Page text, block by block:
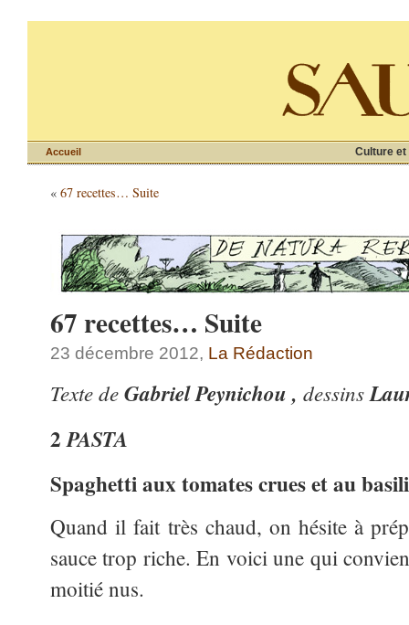
Culture et
Accueil
« 67 recettes… Suite
67 recettes… Suite
23 décembre 2012, La Rédaction
Texte deGabriel Peynichou , dessins
2PASTA
Spaghetti aux tomates crues et au
Quand il fait très chaud, on hésite à
sauce trop riche. En voici une qui
moitié nus.